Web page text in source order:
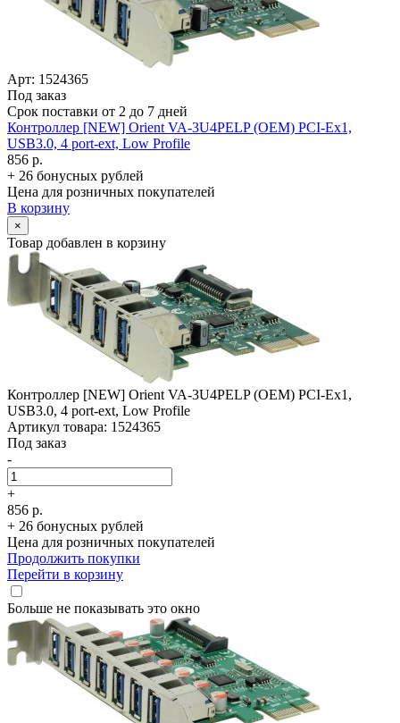
Арт: 1524365
Под заказ
Срок поставки от 2 до 7 дней
Контроллер [NEW] Orient VA-3U4PELP (OEM) PCI-Ex1,
USB3.0, 4 port-ext, Low Profile
856 р.
+ 26 бонусных рублей
Цена для розничных покупателей
В корзину
×
Товар добавлен в корзину
Контроллер [NEW] Orient VA-3U4PELP (OEM) PCI-Ex1,
USB3.0, 4 port-ext, Low Profile
Артикул товара: 1524365
Под заказ
-
+
856 р.
+ 26 бонусных рублей
Цена для розничных покупателей
Продолжить покупки
Перейти в корзину
Больше не показывать это окно